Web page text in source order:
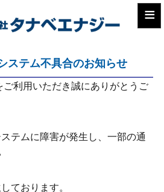
≡
ステム不具合のお知らせ
利用いただき誠にありがとうご
テムに障害が発生し、一部の通
ております。